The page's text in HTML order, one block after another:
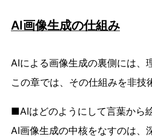
AI画像生成の仕組み
AIによる画像生成の裏側には、
この章では、その仕組みを非技
■AIはどのようにして言葉から
AI画像生成の中核をなすのは、